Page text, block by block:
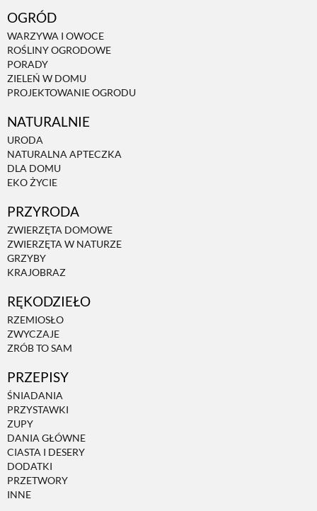
OGRÓD
WARZYWA I OWOCE
ROŚLINY OGRODOWE
PORADY
ZIELEŃ W DOMU
PROJEKTOWANIE OGRODU
NATURALNIE
URODA
NATURALNA APTECZKA
DLA DOMU
EKO ŻYCIE
PRZYRODA
ZWIERZĘTA DOMOWE
ZWIERZĘTA W NATURZE
GRZYBY
KRAJOBRAZ
RĘKODZIEŁO
RZEMIOSŁO
ZWYCZAJE
ZRÓB TO SAM
PRZEPISY
ŚNIADANIA
PRZYSTAWKI
ZUPY
DANIA GŁÓWNE
CIASTA I DESERY
DODATKI
PRZETWORY
INNE